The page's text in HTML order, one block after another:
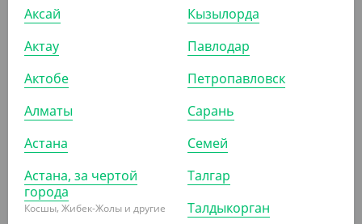
-10%
3 444.03
(3 444.03₸/ШТ)
Аксай
Актау
Актобе
Алматы
Астана
Астана, за чертой
города
Косшы, Жибек-Жолы и другие
Кызылорда
Павлодар
Петропавловск
Сарань
Семей
Талгар
Талдыкорган